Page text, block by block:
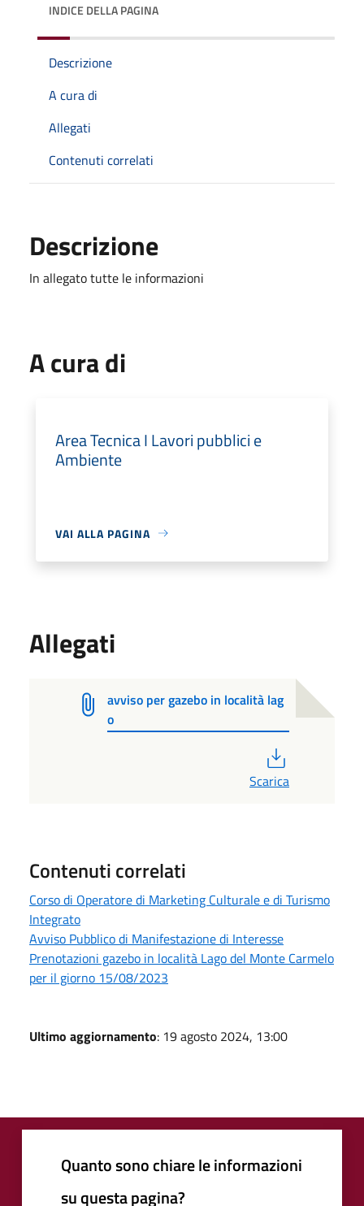
INDICE DELLA PAGINA
Descrizione
A cura di
Allegati
Contenuti correlati
Descrizione
In allegato tutte le informazioni
A cura di
Area Tecnica I Lavori pubblici e
Ambiente
VAI ALLA PAGINA
Allegati
avviso per gazebo in località lag
o
Scarica
Contenuti correlati
Corso di Operatore di Marketing Culturale e di Turismo
Integrato
Avviso Pubblico di Manifestazione di Interesse
Prenotazioni gazebo in località Lago del Monte Carmelo
per il giorno 15/08/2023
Ultimo aggiornamento: 19 agosto 2024, 13:00
Quanto sono chiare le informazioni
su questa pagina?